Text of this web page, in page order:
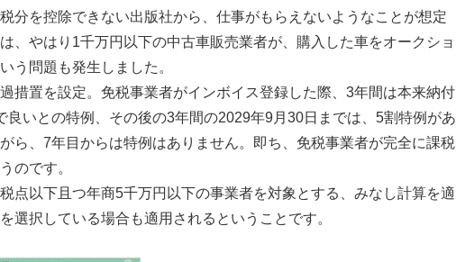
分を控除できない出版社から、仕事がもらえないようなことが想定
、やはり1千万円以下の中古車販売業者が、購入した車をオークショ
う問題も発生しました。
措置を設定。免税事業者がインボイス登録した際、3年間は本来納付
良いとの特例、その後の3年間の2029年9月30日までは、5割特例があ
ら、7年目からは特例はありません。即ち、免税事業者が完全に課税
のです。
点以下且つ年商5千万円以下の事業者を対象とする、みなし計算を適
選択している場合も適用されるということです。